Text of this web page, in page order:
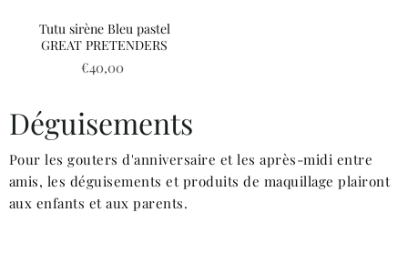
Tutu sirène Bleu pastel
GREAT PRETENDERS
€40,00
Déguisements
Pour les gouters d'anniversaire et les après-midi entre
amis, les déguisements et produits de maquillage plairont
aux enfants et aux parents.